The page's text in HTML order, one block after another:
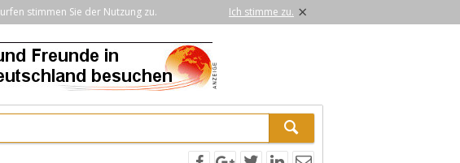
stimmen Sie der Nutzung zu. Ich stimme zu. ×